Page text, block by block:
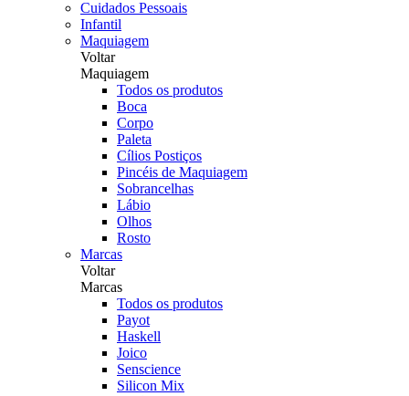
Cuidados Pessoais
Infantil
Maquiagem
Voltar
Maquiagem
Todos os produtos
Boca
Corpo
Paleta
Cílios Postiços
Pincéis de Maquiagem
Sobrancelhas
Lábio
Olhos
Rosto
Marcas
Voltar
Marcas
Todos os produtos
Payot
Haskell
Joico
Senscience
Silicon Mix